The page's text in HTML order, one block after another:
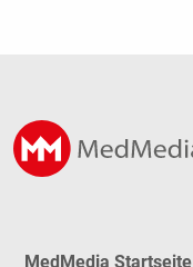
MedMedia Startseite